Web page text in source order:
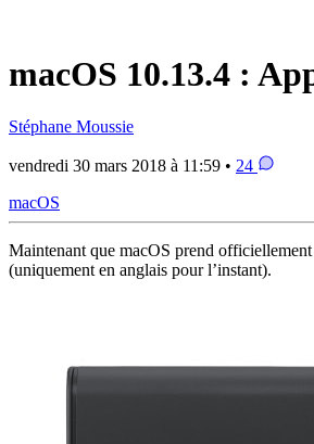
macOS 10.13.4 :
Stéphane Moussie
vendredi 30 mars 2018 à 11:59 • 24
macOS
Maintenant que macOS prend
(uniquement en anglais pour l’instant).